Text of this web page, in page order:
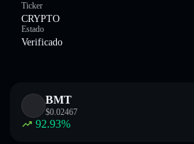
Ticker
CRYPTO
Estado
Verificado
BMT
$0.02467
92.93%